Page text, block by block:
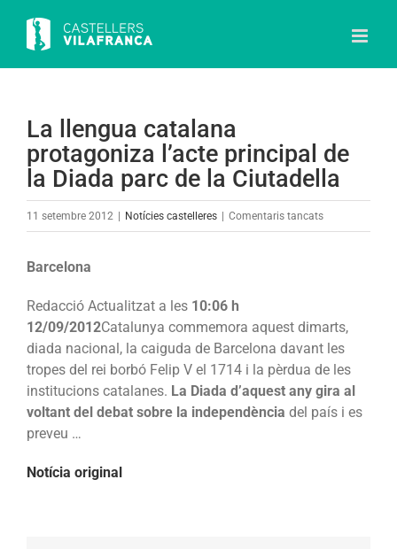
content
La llengua catalana
protagoniza l’acte principal de
la Diada parc de la Ciutadella
11 setembre 2012 Notícies castelleres Comentaris tancatsa
l’acte
principal
de
la
Diada
Barcelona
Redacció Actualitzat a les 10:06 h
12/09/2012Catalunya commemora aquest dimarts,
diada nacional, la caiguda de Barcelona davant les
tropes del rei borbó Felip V el 1714 i la pèrdua de les
institucions catalanes. La Diada d’aquest any gira al
voltant del debat sobre la independència del país i es
preveu …
Notícia original